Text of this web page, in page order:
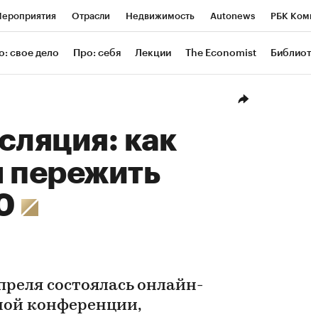
Отрасли Недвижимость Autonews РБК
РБК Life Тренды Визионеры
свое дело Про: себя Лекции The Economist
как
пережить
состоялась онлайн-
конференции,